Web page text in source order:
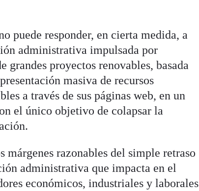
puede responder, en cierta medida, a
administrativa impulsada por
grandes proyectos renovables, basada
masiva de recursos
a través de sus páginas web, en un
el único objetivo de colapsar la
márgenes razonables del simple retraso
administrativa que impacta en el
económicos, industriales y laborales